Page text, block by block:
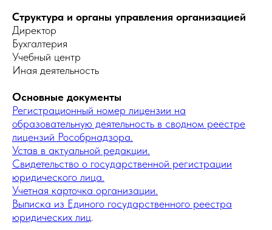
Структура и органы управления организацией
Директор
Бухгалтерия
Учебный центр
Иная деятельность
Основные документы
Регистрационный номер лицензии на
образовательную деятельность в сводном реестре
лицензий Рособрнадзора.
Устав в актуальной редакции.
Свидетельство о государственной регистрации
юридического лица.
Учетная карточка организации.
Выписка из Единого государственного реестра
юридических лиц